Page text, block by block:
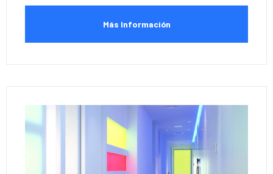
Más Información